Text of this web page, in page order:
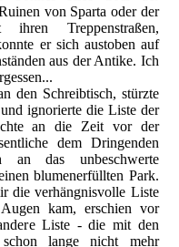
von Sparta oder der
ihren Treppenstraßen,
er sich austoben auf
aus der Antike. Ich
den Schreibtisch, stürzte
ignorierte die Liste der
an die Zeit vor der
dem Dringenden
an das unbeschwerte
blumenerfüllten Park.
die verhängnisvolle Liste
kam, erschien vor
Liste - die mit den
lange nicht mehr